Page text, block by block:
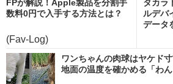
FPが解説！Apple製品を分割手
数料0円で入手する方法とは？
(Fav-Log)
タカラ
ルデバ
データ
ワンちゃんの肉球はヤケド
地面の温度を確かめる「わ